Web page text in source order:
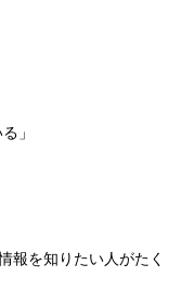
」
報を知りたい人がたく